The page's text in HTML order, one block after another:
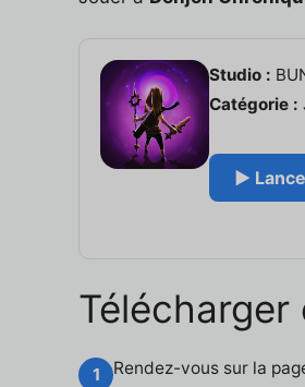
Studio :
Catégorie :
▶
1 Rendez-vous sur la